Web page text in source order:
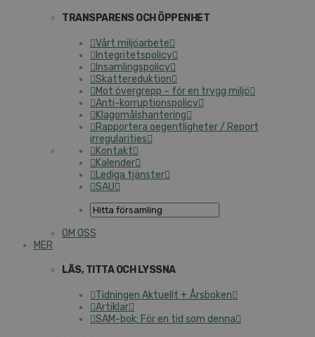
TRANSPARENS OCH ÖPPENHET
Vårt miljöarbete
Integritetspolicy
Insamlingspolicy
Skattereduktion
Mot övergrepp – för en trygg miljö
Anti-korruptionspolicy
Klagomålshantering
Rapportera oegentligheter / Report
irregularities
Kontakt
Kalender
Lediga tjänster
SAU
OM OSS
MER
LÄS, TITTA OCH LYSSNA
Tidningen Aktuellt + Årsboken
Artiklar
SAM-bok: För en tid som denna